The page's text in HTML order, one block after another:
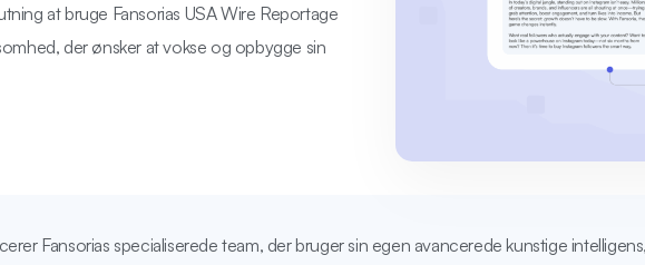
at bruge Fansorias USA Wire Reportage
der ønsker at vokse og opbygge sin
Fansorias specialiserede team, der bruger sin egen avancerede kunstige